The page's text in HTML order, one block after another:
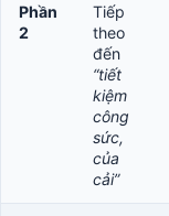
Phần
2
Tiếp
theo
đến
“tiết
kiệm
công
sức,
của
cải”